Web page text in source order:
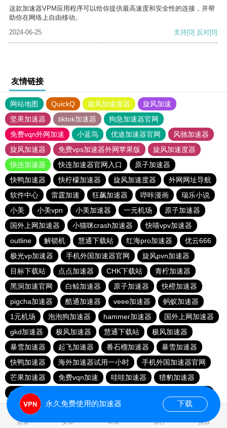
这款加速器VPM应用程序可以给你提供最高速度和安全性的连接，并帮
助你在网络上自由移动。
2024-06-25
支持[0] 反对[0]
友情链接
网站地图 QuickQ 旋风加速度器
旋风加速
坚果加速器
tiktok加速器
狗急加速器官网
免费vqn外网加速
小蓝鸟 优途加速器官网
风驰加速器
旋风加速器
免费vps加速器外网苹果版
旋风加速度器
快连加速器
快连加速器官网入口
原子加速器
快鸭加速器
快柠檬加速器 旋风加速度器
外网网址导航
软件中心
雷霆加速 狂飙加速器 哔咔漫画
瑞乐小说
小美
小美vpn 小美加速器 一元机场
原子加速器
国外上网加速器
小猫咪crash加速器
快喵vpv加速器
outline
解锁机 慧通下载站 红海pro加速器
优云666
极光vp加速器
手机外国加速器官网
旋风pvn加速器
目标下载站
点点加速器 CHK下载站
青柠加速器
黑洞加速官网
白鲸加速器 原子加速器
快橙加速器
pigcha加速器
酷通加速器 veee加速器
蚂蚁加速器
1元机场
泡泡狗加速器 hammer加速器
国外上网加速器
gkd加速器
极风加速器 慧通下载站
极风加速器
暴雪加速器
起飞加速器 番石榴加速器
暴雪加速器
快鸭加速器
海外加速器试用一小时
手机外国加速器官网
芒果加速器
免费vqn加速 哇哇加速器
猎豹加速器
gkd加速器
首页 安卓 苹果 排行 推荐
永久免费使用的加速器 下载
0.052816s